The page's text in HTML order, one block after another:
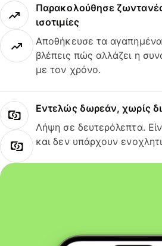
Παρακολούθησε
ισοτιμίες
Αποθήκευσε τα
βλέπεις πώς αλλάζει η
με τον χρόνο.
Εντελώς δωρεάν, χωρίς
Λήψη σε δευτερόλεπτα.
και δεν υπάρχουν